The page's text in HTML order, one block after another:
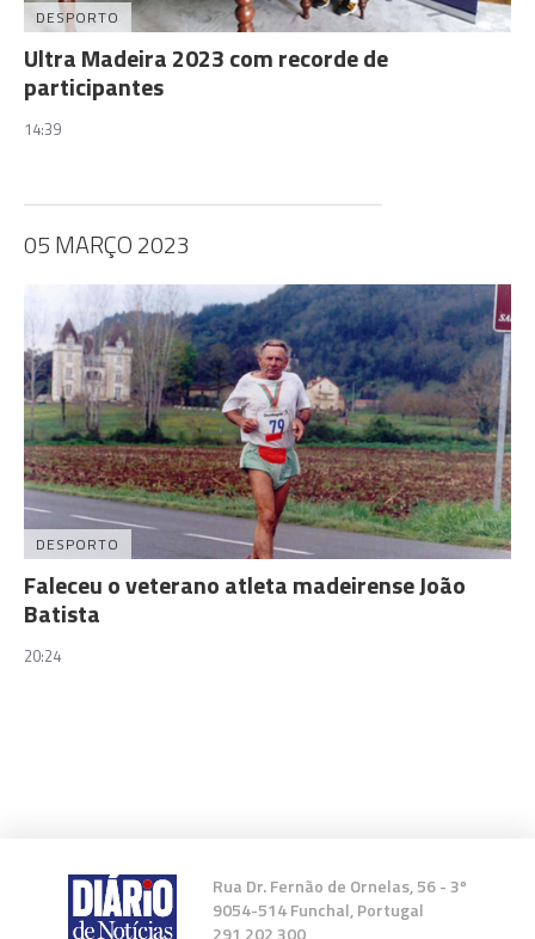
DESPORTO
Ultra Madeira 2023 com recorde de
participantes
14:39
05 MARÇO 2023
DESPORTO
Faleceu o veterano atleta madeirense João
Batista
20:24
Rua Dr. Fernão de Ornelas, 56 - 3º
9054-514 Funchal, Portugal
291 202 300